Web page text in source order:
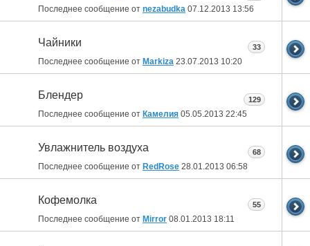
Последнее сообщение от nezabudka 07.12.2013 13:56
Чайники
Последнее сообщение от Markiza 23.07.2013 10:20
33
Блендер
Последнее сообщение от Камелия 05.05.2013 22:45
129
Увлажнитель воздуха
Последнее сообщение от RedRose 28.01.2013 06:58
68
Кофемолка
Последнее сообщение от Mirror 08.01.2013 18:11
55